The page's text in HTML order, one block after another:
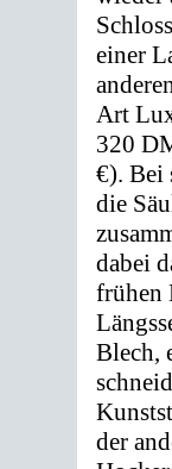
einer
Art
320
€). Bei
die
dabei
frühen
Blech,
der